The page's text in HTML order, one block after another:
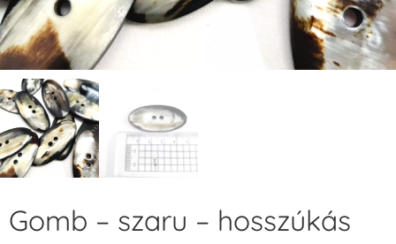
Gomb – szaru – hosszúkás